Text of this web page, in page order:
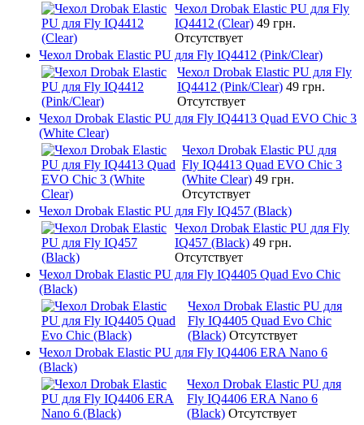
Чехол Drobak Elastic PU для Fly
IQ4412 (Clear) 49 грн.
Отсутствует
Чехол Drobak Elastic PU для Fly IQ4412 (Pink/Clear)
Чехол Drobak Elastic PU для Fly
IQ4412 (Pink/Clear) 49 грн.
Отсутствует
Чехол Drobak Elastic PU для Fly IQ4413 Quad EVO Chic 3
(White Clear)
Чехол Drobak Elastic PU для
Fly IQ4413 Quad EVO Chic 3
(White Clear) 49 грн.
Отсутствует
Чехол Drobak Elastic PU для Fly IQ457 (Black)
Чехол Drobak Elastic PU для Fly
IQ457 (Black) 49 грн.
Отсутствует
Чехол Drobak Elastic PU для Fly IQ4405 Quad Evo Chic
(Black)
Чехол Drobak Elastic PU для
Fly IQ4405 Quad Evo Chic
(Black) Отсутствует
Чехол Drobak Elastic PU для Fly IQ4406 ERA Nano 6
(Black)
Чехол Drobak Elastic PU для
Fly IQ4406 ERA Nano 6
(Black) Отсутствует